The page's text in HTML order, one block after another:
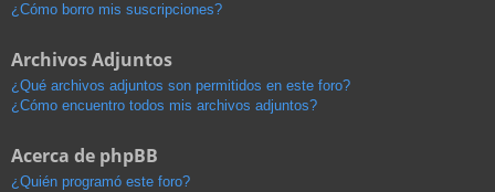
¿Cómo borro mis suscripciones?
Archivos Adjuntos
¿Qué archivos adjuntos son permitidos en este foro?
¿Cómo encuentro todos mis archivos adjuntos?
Acerca de phpBB
¿Quién programó este foro?